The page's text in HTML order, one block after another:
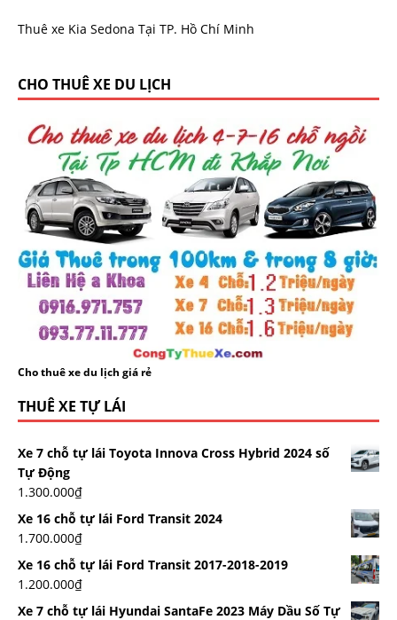
Thuê xe Kia Sedona Tại TP. Hồ Chí Minh
CHO THUÊ XE DU LỊCH
Cho thuê xe du lịch giá rẻ
THUÊ XE TỰ LÁI
Xe 7 chỗ tự lái Toyota Innova Cross Hybrid 2024 số
Tự Động
1.300.000₫
Xe 16 chỗ tự lái Ford Transit 2024
1.700.000₫
Xe 16 chỗ tự lái Ford Transit 2017-2018-2019
1.200.000₫
Xe 7 chỗ tự lái Hyundai SantaFe 2023 Máy Dầu Số Tự